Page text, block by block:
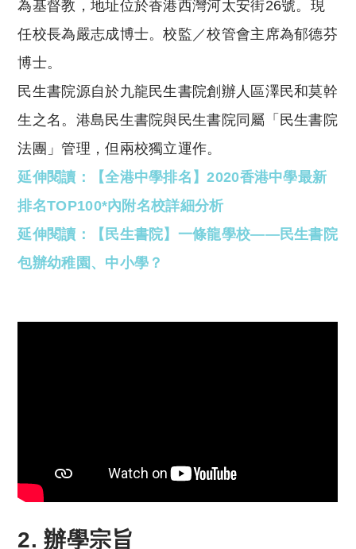
為基督教，地址位於香港西灣河太安街26號。現
任校長為嚴志成博士。校監／校管會主席為郁德芬
博士。
民生書院源自於九龍民生書院創辦人區澤民和莫幹
生之名。港島民生書院與民生書院同屬「民生書院
法團」管理，但兩校獨立運作。
延伸閱讀：【全港中學排名】2020香港中學最新
排名TOP100*內附名校詳細分析
延伸閱讀：【民生書院】一條龍學校——民生書院
包辦幼稚園、中小學？
2. 辦學宗旨